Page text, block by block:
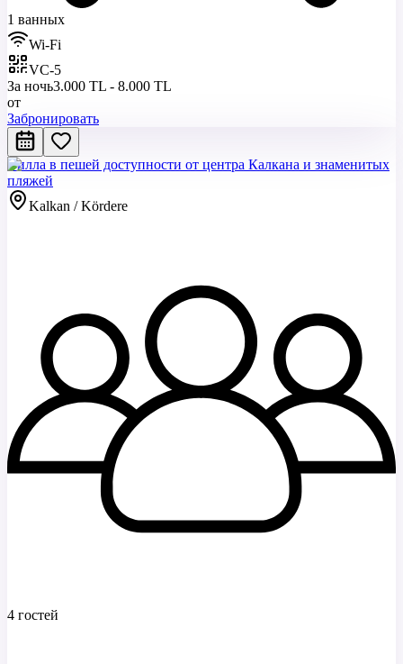
1 ванных
Wi-Fi
VC-5
За ночь3.000 TL - 8.000 TL
от
Забронировать
Вилла в пешей доступности от центра Калкана и знаменитых
пляжей
Kalkan / Kördere
4 гостей